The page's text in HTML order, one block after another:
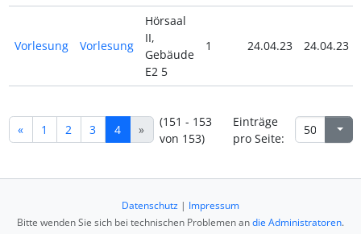
Vorlesung Vorlesung
Hörsaal
II,
Gebäude
E2 5
1 24.04.23 24.04.23
« 1 2 3 4 »
(151 - 153
von 153)
Einträge
pro Seite:
Datenschutz | Impressum
Bitte wenden Sie sich bei technischen Problemen andie Administratoren.